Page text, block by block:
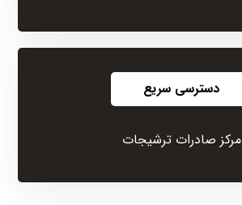
دسترسی سریع
مرکز صادرات ترشیجات